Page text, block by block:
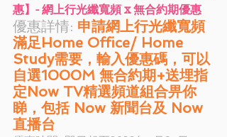
惠】- 網上行光纖寬頻 x 無合約期優惠
優惠詳情: 申請網上行光纖寬頻
滿足Home Office/ Home
Study需要，輸入優惠碼，可以
自選1000M 無合約期+送埋指
定Now TV精選頻道組合畀你
睇，包括 Now 新聞台及 Now
直播台